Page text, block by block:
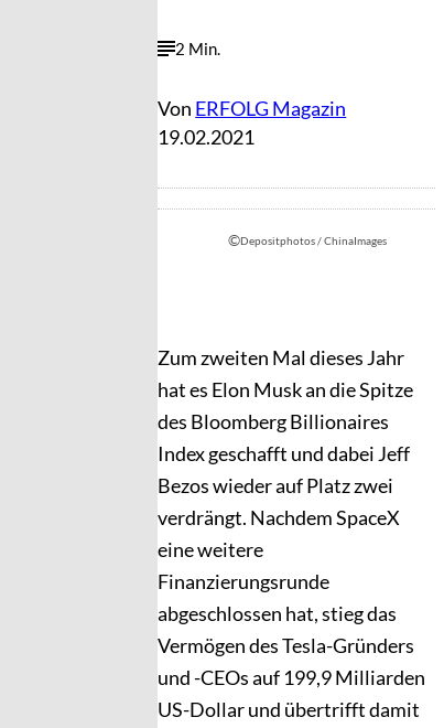
2 Min.
Von ERFOLG Magazin
19.02.2021
©Depositphotos / ChinaImages
Zum zweiten Mal dieses Jahr
hat es Elon Musk an die Spitze
des Bloomberg Billionaires
Index geschafft und dabei Jeff
Bezos wieder auf Platz zwei
verdrängt. Nachdem SpaceX
eine weitere
Finanzierungsrunde
abgeschlossen hat, stieg das
Vermögen des Tesla-Gründers
und -CEOs auf 199,9 Milliarden
US-Dollar und übertrifft damit